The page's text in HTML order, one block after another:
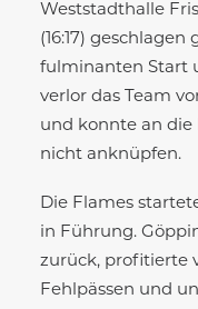
Weststadthalle
(16:17)
fulminanten Start
verlor das Team
und konnte an die
nicht anknüpfen.
Die Flames
in Führung.
zurück, profitierte
Fehlpässen und